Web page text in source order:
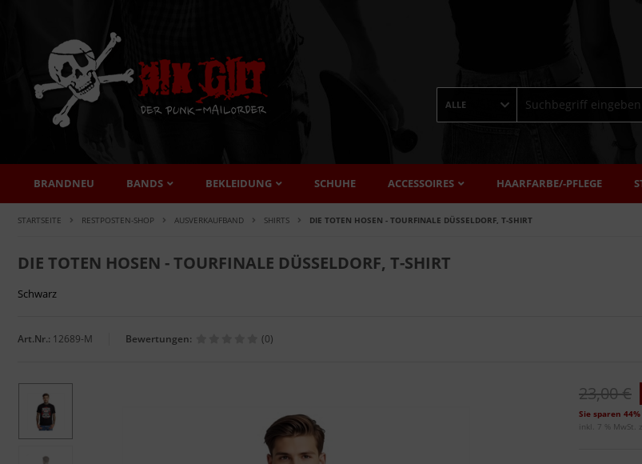
ALLE
BRANDNEU BANDS BEKLEIDUNG SCHUHE ACCESSOIRES HAARFARBE/-PFLEGE
STARTSEITE RESTPOSTEN-SHOP AUSVERKAUFBAND SHIRTS DIE TOTEN HOSEN - TOURFINALE DÜSSELDORF, T-SHIRT
DIE TOTEN HOSEN - TOURFINALE DÜSSELDORF, T-SHIRT
Schwarz
Art.Nr.: 12689-M Bewertungen: (0)
23,00 €
Sie sparen
inkl. 7 % MwSt.